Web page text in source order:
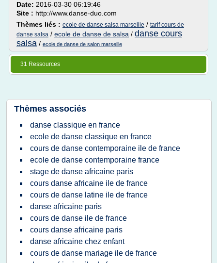
Date: 2016-03-30 06:19:46
Site : http://www.danse-duo.com
Thèmes liés : ecole de danse salsa marseille / tarif cours de
danse salsa / ecole de danse de salsa / danse cours
salsa / ecole de danse de salon marseille
31 Ressources
Thèmes associés
danse classique en france
ecole de danse classique en france
cours de danse contemporaine ile de france
ecole de danse contemporaine france
stage de danse africaine paris
cours danse africaine ile de france
cours de danse latine ile de france
danse africaine paris
cours de danse ile de france
cours danse africaine paris
danse africaine chez enfant
cours de danse mariage ile de france